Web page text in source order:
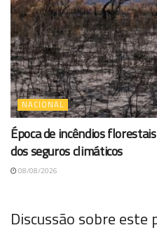
NACIONAL
Época de incêndios
dos seguros climáticos
08/08/2026
Discussão sobre este